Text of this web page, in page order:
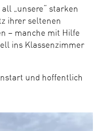
„unsere“ starken
ihrer seltenen
– manche mit Hilfe
ins Klassenzimmer
und hoffentlich